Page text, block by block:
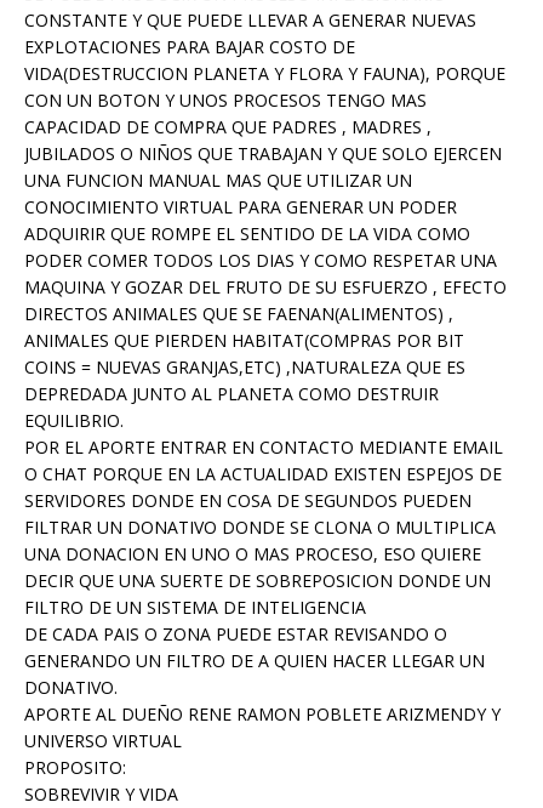
CONSTANTE Y QUE PUEDE LLEVAR A GENERAR NUEVAS
EXPLOTACIONES PARA BAJAR COSTO DE
VIDA(DESTRUCCION PLANETA Y FLORA Y FAUNA), PORQUE
CON UN BOTON Y UNOS PROCESOS TENGO MAS
CAPACIDAD DE COMPRA QUE PADRES , MADRES ,
JUBILADOS O NIÑOS QUE TRABAJAN Y QUE SOLO EJERCEN
UNA FUNCION MANUAL MAS QUE UTILIZAR UN
CONOCIMIENTO VIRTUAL PARA GENERAR UN PODER
ADQUIRIR QUE ROMPE EL SENTIDO DE LA VIDA COMO
PODER COMER TODOS LOS DIAS Y COMO RESPETAR UNA
MAQUINA Y GOZAR DEL FRUTO DE SU ESFUERZO , EFECTO
DIRECTOS ANIMALES QUE SE FAENAN(ALIMENTOS) ,
ANIMALES QUE PIERDEN HABITAT(COMPRAS POR BIT
COINS = NUEVAS GRANJAS,ETC) ,NATURALEZA QUE ES
DEPREDADA JUNTO AL PLANETA COMO DESTRUIR
EQUILIBRIO.
POR EL APORTE ENTRAR EN CONTACTO MEDIANTE EMAIL
O CHAT PORQUE EN LA ACTUALIDAD EXISTEN ESPEJOS DE
SERVIDORES DONDE EN COSA DE SEGUNDOS PUEDEN
FILTRAR UN DONATIVO DONDE SE CLONA O MULTIPLICA
UNA DONACION EN UNO O MAS PROCESO, ESO QUIERE
DECIR QUE UNA SUERTE DE SOBREPOSICION DONDE UN
FILTRO DE UN SISTEMA DE INTELIGENCIA
DE CADA PAIS O ZONA PUEDE ESTAR REVISANDO O
GENERANDO UN FILTRO DE A QUIEN HACER LLEGAR UN
DONATIVO.
APORTE AL DUEÑO RENE RAMON POBLETE ARIZMENDY Y
UNIVERSO VIRTUAL
PROPOSITO:
SOBREVIVIR Y VIDA